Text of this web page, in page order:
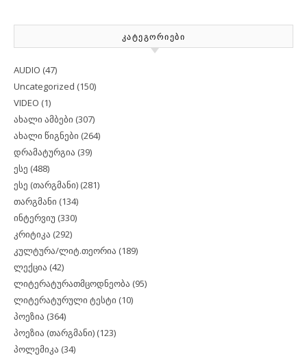
ᲙᲐᲢᲔᲒᲝᲠᲘᲔᲑᲘ
AUDIO (47)
Uncategorized (150)
VIDEO (1)
ახალი ამბები (307)
ახალი წიგნები (264)
დრამატურგია (39)
ესე (488)
ესე (თარგმანი) (281)
თარგმანი (134)
ინტერვიუ (330)
კრიტიკა (292)
კულტურა/ლიტ.თეორია (189)
ლექცია (42)
ლიტერატურათმცოდნეობა (95)
ლიტერატურული ტესტი (10)
პოეზია (364)
პოეზია (თარგმანი) (123)
პოლემიკა (34)